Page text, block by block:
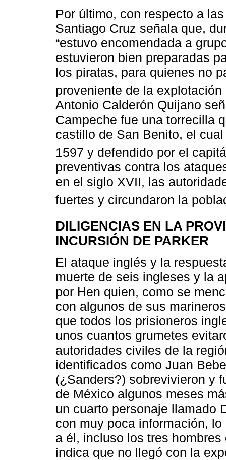
Por último, con respecto a
Santiago Cruz señala que,
“estuvo encomendada a
estuvieron bien preparadas
los piratas, para quienes no
proveniente de la explotación
Antonio Calderón Quijano
Campeche fue una torrecilla
castillo de San Benito, el
1597 y defendido por el
preventivas contra los
en el siglo XVII, las
fuertes y circundaron la
DILIGENCIAS EN LA
INCURSIÓN DE PARKER
El ataque inglés y la
muerte de seis ingleses y la
por Hen quien, como se
con algunos de sus
que todos los prisioneros
unos cuantos grumetes
autoridades civiles de la
identificados como Juan
(¿Sanders?) sobrevivieron y
de México algunos meses
un cuarto personaje llamado
con muy poca información,
a él, incluso los tres
indica que no llegó con la